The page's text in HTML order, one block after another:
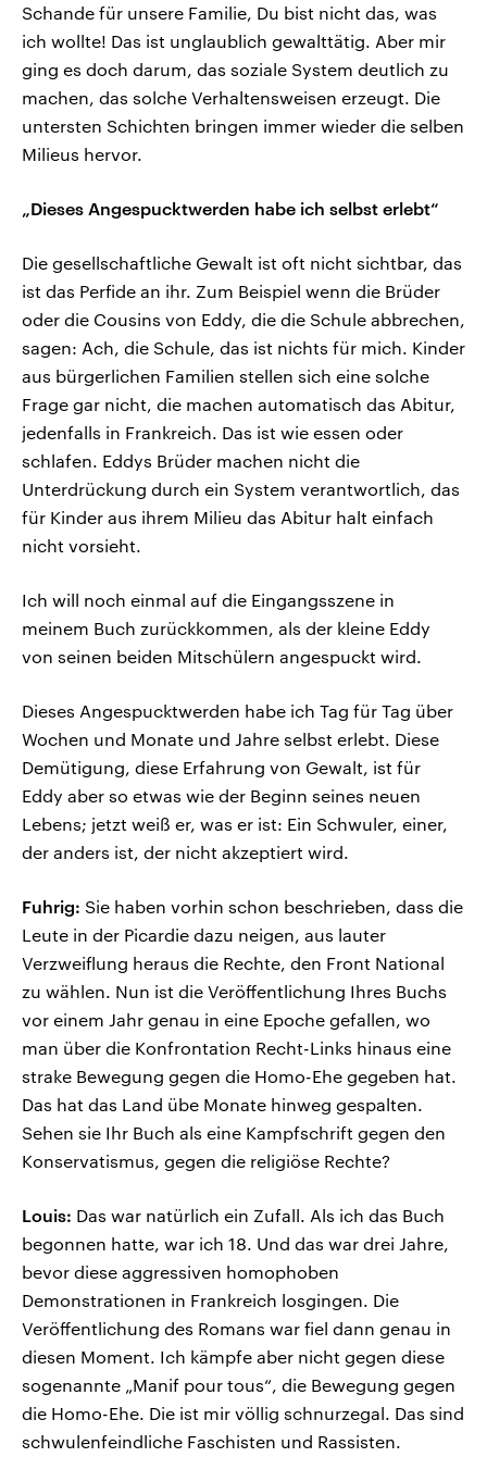
Schande für unsere Familie, Du bist nicht das, was
ich wollte! Das ist unglaublich gewalttätig. Aber mir
ging es doch darum, das soziale System deutlich zu
machen, das solche Verhaltensweisen erzeugt. Die
untersten Schichten bringen immer wieder die selben
Milieus hervor.
„Dieses Angespucktwerden habe ich selbst erlebt“
Die gesellschaftliche Gewalt ist oft nicht sichtbar, das
ist das Perfide an ihr. Zum Beispiel wenn die Brüder
oder die Cousins von Eddy, die die Schule abbrechen,
sagen: Ach, die Schule, das ist nichts für mich. Kinder
aus bürgerlichen Familien stellen sich eine solche
Frage gar nicht, die machen automatisch das Abitur,
jedenfalls in Frankreich. Das ist wie essen oder
schlafen. Eddys Brüder machen nicht die
Unterdrückung durch ein System verantwortlich, das
für Kinder aus ihrem Milieu das Abitur halt einfach
nicht vorsieht.
Ich will noch einmal auf die Eingangsszene in
meinem Buch zurückkommen, als der kleine Eddy
von seinen beiden Mitschülern angespuckt wird.
Dieses Angespucktwerden habe ich Tag für Tag über
Wochen und Monate und Jahre selbst erlebt. Diese
Demütigung, diese Erfahrung von Gewalt, ist für
Eddy aber so etwas wie der Beginn seines neuen
Lebens; jetzt weiß er, was er ist: Ein Schwuler, einer,
der anders ist, der nicht akzeptiert wird.
Fuhrig: Sie haben vorhin schon beschrieben, dass die
Leute in der Picardie dazu neigen, aus lauter
Verzweiflung heraus die Rechte, den Front National
zu wählen. Nun ist die Veröffentlichung Ihres Buchs
vor einem Jahr genau in eine Epoche gefallen, wo
man über die Konfrontation Recht-Links hinaus eine
strake Bewegung gegen die Homo-Ehe gegeben hat.
Das hat das Land übe Monate hinweg gespalten.
Sehen sie Ihr Buch als eine Kampfschrift gegen den
Konservatismus, gegen die religiöse Rechte?
Louis: Das war natürlich ein Zufall. Als ich das Buch
begonnen hatte, war ich 18. Und das war drei Jahre,
bevor diese aggressiven homophoben
Demonstrationen in Frankreich losgingen. Die
Veröffentlichung des Romans war fiel dann genau in
diesen Moment. Ich kämpfe aber nicht gegen diese
sogenannte „Manif pour tous“, die Bewegung gegen
die Homo-Ehe. Die ist mir völlig schnurzegal. Das sind
schwulenfeindliche Faschisten und Rassisten.